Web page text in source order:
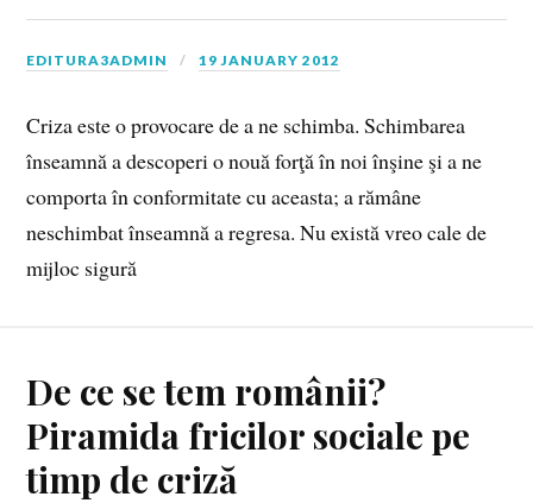
EDITURA3ADMIN 19 JANUARY 2012
Criza este o provocare de a ne schimba. Schimbarea
înseamnă a descoperi o nouă forţă în noi înşine şi a ne
comporta în conformitate cu aceasta; a rămâne
neschimbat înseamnă a regresa. Nu există vreo cale de
mijloc sigură
De ce se tem românii?
Piramida fricilor sociale pe
timp de criză